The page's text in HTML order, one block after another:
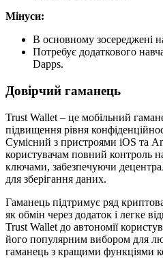
Мінуси:
В основному зосереджені
Потребує додаткового
Dapps.
Довірчий гаманець
Trust Wallet – це мобільний
підвищення рівня
Сумісний з пристроями iOS та
користувачам повний контроль
ключами, забезпечуючи
для зберігання даних.
Гаманець підтримує ряд
як обмін через додаток і легке
Trust Wallet до автономії
його популярним вибором для
гаманець з кращими функціями